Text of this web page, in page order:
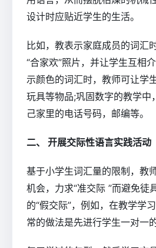
设计时应贴近学生的生活。
比如，教表示家庭成员的词汇
“合家欢”照片，并让学生互相
示颜色的词汇时，教师可让学
玩具等物品;巩固数字的教学中
己家里的电话号码，邮编等。
二、 开展交际性语言实践活动
基于小学生词汇量的限制，教
机会，力求“准交际 ”而避免徒
的“假交际”，例如，在教学学
常的做法是先进行学生一对一